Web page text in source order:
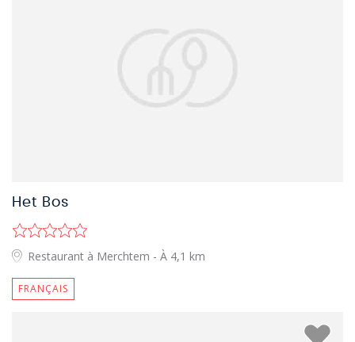
Het Bos
Restaurant à Merchtem - À 4,1 km
FRANÇAIS